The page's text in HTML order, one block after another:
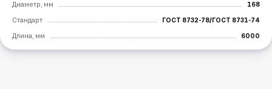
Диаметр, мм 168
Стандарт ГОСТ 8732-78/ГОСТ 8731-74
Длина, мм 6000